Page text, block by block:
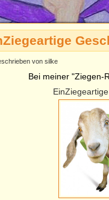
von silke
Bei meiner "Ziegen-